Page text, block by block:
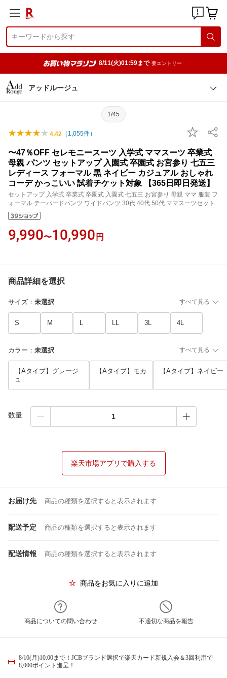
8/11(火)01:59まで 要エントリー
アッドルージュ
1/45
4.42 （ 1,055件）
〜47％OFF セレモニースーツ 入学式 ママスーツ 卒業式
母親 パンツ セットアップ 入園式 卒園式 お宮参り 七五三
レディース フォーマル 黒 ネイビー カジュアル おしゃれ
コーデ かっこいい 試着チケット対象 【365日即日発送】
セットアップ 入学式 卒業式 卒園式 入園式 七五三 お宮参り 母親 ママ 服装 フ
ォーマル テーパードパンツ ワイドパンツ 30代 40代 50代 ママスーツセット
9,990〜10,990 円
商品詳細を選択
サイズ ： 未選択 すべて見る
S M L LL 3L 4L
カラー ： 未選択 すべて見る
【Aタイプ】グレージ
ュ
【Aタイプ】モカ 【Aタイプ】ネイビー
数量
楽天市場アプリで購入する
お届け先 商品の種類を選択すると表示されます
配送予定 商品の種類を選択すると表示されます
配送情報 商品の種類を選択すると表示されます
商品をお気に入りに追加
商品についての問い合わせ 不適切な商品を報告
8/10(月)10:00まで！JCBブランド選択で楽天カード新規入会＆3回利用で
8,000ポイント進呈！